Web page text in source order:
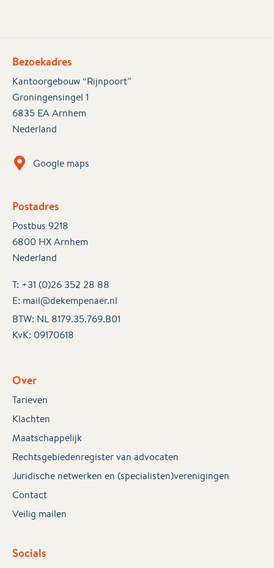
Bezoekadres
Kantoorgebouw “Rijnpoort”
Groningensingel 1
6835 EA Arnhem
Nederland
Google maps
Postadres
Postbus 9218
6800 HX Arnhem
Nederland
T: +31 (0)26 352 28 88
E: mail@dekempenaer.nl
BTW: NL 8179.35.769.B01
KvK: 09170618
Over
Tarieven
Klachten
Maatschappelijk
Rechtsgebiedenregister van advocaten
Juridische netwerken en (specialisten)verenigingen
Contact
Veilig mailen
Socials